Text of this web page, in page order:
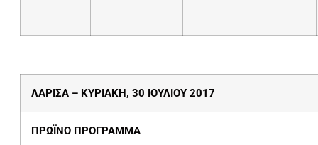
ΛΑΡΙΣΑ – ΚΥΡΙΑΚΗ, 30 ΙΟΥΛΙΟΥ 2017
ΠΡΩΪΝΟ ΠΡΟΓΡΑΜΜΑ